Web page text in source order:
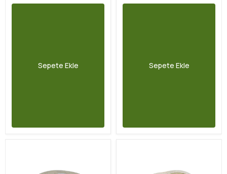
Sepete Ekle Sepete Ekle